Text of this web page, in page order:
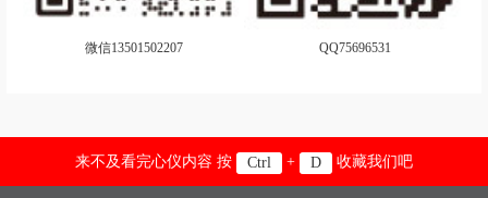
医疗器械logo设计 眼镜logo设计
运动鞋logo设计 银行logo设计
微信13501502207 QQ75696531
来不及看完心仪内容 按 Ctrl + D 收藏我们吧